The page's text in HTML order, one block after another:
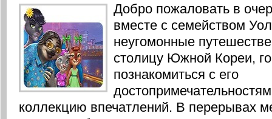
Добро пожаловать в
вместе с семейством
неугомонные
столицу Южной Кореи,
познакомиться с его
коллекцию впечатлений. В перерывах